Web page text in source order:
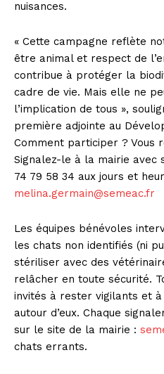
nuisances.
« Cette campagne reflète
être animal et respect de
contribue à protéger la
cadre de vie. Mais elle ne
l’implication de tous »,
première adjointe au
Comment participer ? Vous
Signalez-le à la mairie avec
74 79 58 34 aux jours et
melina.germain@semeac.fr
Les équipes bénévoles
les chats non identifiés (ni
stériliser avec des
relâcher en toute sécurité.
invités à rester vigilants et
autour d’eux. Chaque
sur le site de la mairie :
chats errants.